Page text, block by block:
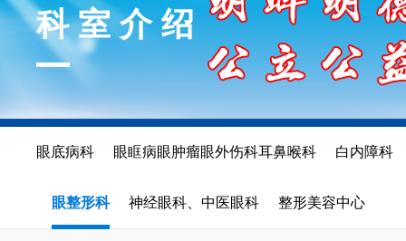
科室介绍
眼底病科 眼眶病眼肿瘤眼外伤科耳鼻喉科 白内障科
眼整形科 神经眼科、中医眼科 整形美容中心